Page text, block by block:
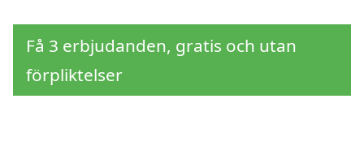
Få 3 erbjudanden, gratis och utan
förpliktelser